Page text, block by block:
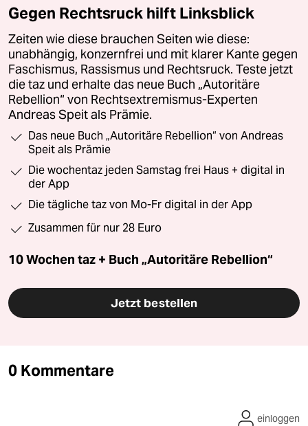
Gegen Rechtsruck hilft Linksblick
Zeiten wie diese brauchen Seiten wie diese:
unabhängig, konzernfrei und mit klarer Kante gegen
Faschismus, Rassismus und Rechtsruck. Teste jetzt
die taz und erhalte das neue Buch „Autoritäre
Rebellion“ von Rechtsextremismus-Experten
Andreas Speit als Prämie.
Das neue Buch „Autoritäre Rebellion“ von Andreas
Speit als Prämie
Die wochentaz jeden Samstag frei Haus + digital in
der App
Die tägliche taz von Mo-Fr digital in der App
Zusammen für nur 28 Euro
10 Wochen taz + Buch „Autoritäre Rebellion“
Jetzt bestellen
0 Kommentare
einloggen